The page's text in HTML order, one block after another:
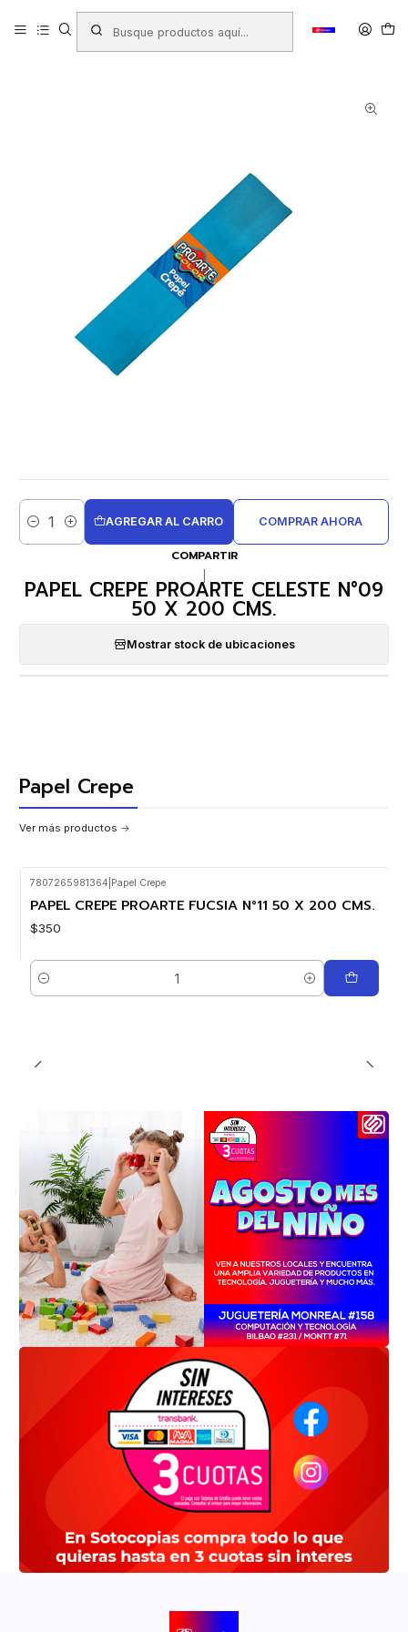
Productos LIBRERIA Papeles y Cartones
Papelería en Pliegos Papel Crepe
PAPEL CREPE PROARTE CELESTE N°09 50 X 200 CMS.
Cantidad
AGREGAR AL CARRO COMPRAR AHORA
COMPARTIR
PAPEL CREPE PROARTE CELESTE N°09
50 X 200 CMS.
Mostrar stock de ubicaciones
Papel Crepe
Ver más productos
7807265981364 Papel Crepe
PAPEL CREPE PROARTE FUCSIA N°11 50 X 200 CMS.
$350
Cantidad